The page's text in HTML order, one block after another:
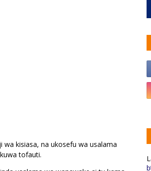
kisiasa, na ukosefu wa usalama
tofauti.